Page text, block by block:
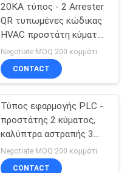
20KA τύπος - 2 Arrester
QR τυπωμένες κώδικας
HVAC προστάτη κύματος
εφαρμογές σημάτων
Negotiate MOQ:200 κομμάτι
CONTACT
Τύπος εφαρμογής PLC -
προστάτης 2 κύματος,
καλύπτρα αστραπής 3
φάσης
Negotiate MOQ:200 κομμάτι
CONTACT